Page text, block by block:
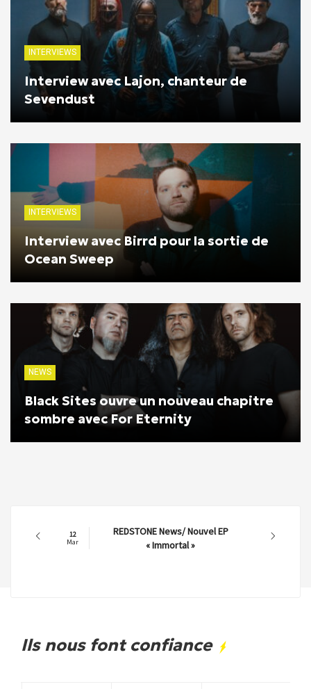
INTERVIEWS
Interview avec Lajon, chanteur de
Sevendust
INTERVIEWS
Interview avec Birrd pour la sortie de
Ocean Sweep
NEWS
Black Sites ouvre un nouveau chapitre
sombre avec For Eternity
12
Mar
REDSTONE News/ Nouvel EP
« Immortal »
Ils nous font confiance